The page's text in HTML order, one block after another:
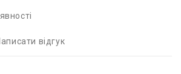
відгук